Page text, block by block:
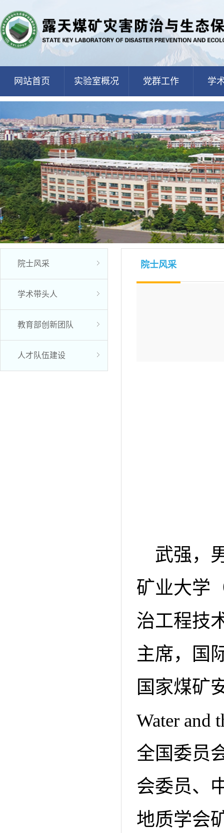
网站首页 实验室概况 党群工作 学
院士风采
学术带头人
教育部创新团队
人才队伍建设
院士风采
武强，
矿业大学
治工程技
主席，国
国家煤矿
Water and
全国委员
会委员、
地质学会